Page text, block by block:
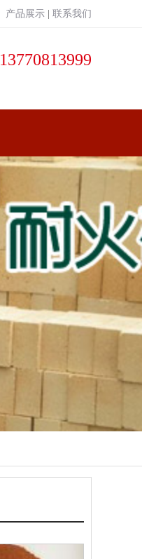
产品展示 联系我们
13770813999